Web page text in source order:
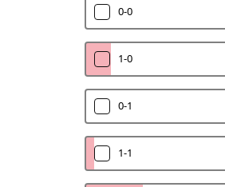
0-0
1-0
0-1
1-1